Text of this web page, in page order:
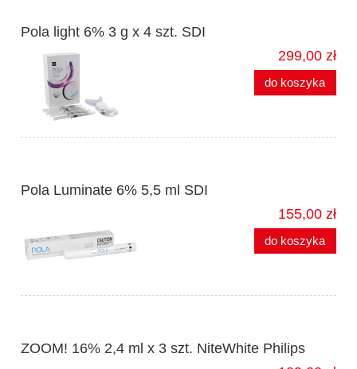
Pola light 6% 3 g x 4 szt. SDI
299,00 zł
do koszyka
Pola Luminate 6% 5,5 ml SDI
155,00 zł
do koszyka
ZOOM! 16% 2,4 ml x 3 szt. NiteWhite Philips